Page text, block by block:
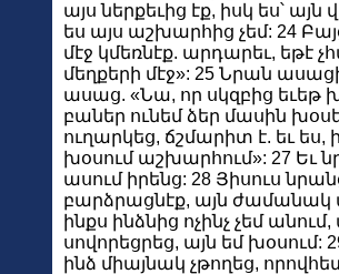
այս ներքեւից էք, իսկ ես՝
ես այս աշխարհից չեմ: 24
մէջ կմեռնէք. արդարեւ, եթէ
մեղքերի մէջ»: 25 Նրան
ասաց. «Նա, որ սկզբից եւեթ
բաներ ունեմ ձեր մասին
ուղարկեց, ճշմարիտ է. եւ ես,
խօսում աշխարհում»: 27 Եւ
ասում իրենց: 28 Յիսուս
բարձրացնէք, այն ժամանակ
ինքս ինձնից ոչինչ չեմ
սովորեցրեց, այն եմ խօսում:
ինձ միայնակ չթողեց,